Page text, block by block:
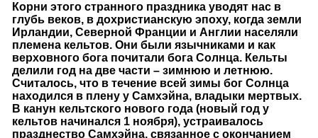
Корни этого странного праздника уводят нас в
глубь веков, в дохристианскую эпоху, когда земли
Ирландии, Северной Франции и Англии населяли
племена кельтов. Они были язычниками и как
верховного бога почитали бога Солнца. Кельты
делили год на две части – зимнюю и летнюю.
Считалось, что в течение всей зимы бог Солнца
находился в плену у Самхэйна, владыки мертвых.
В канун кельтского нового года (новый год у
кельтов начинался 1 ноября), устраивалось
празднество Самхэйна, связанное с окончанием